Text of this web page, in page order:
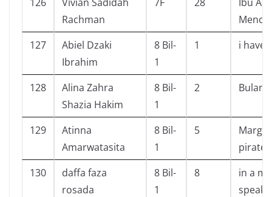
Rachman
127
Abiel Dzaki
Ibrahim
8 Bil-
1
1 i have
128
Alina Zahra
Shazia Hakim
8 Bil-
1
2 Bulan
129
Atinna
Amarwatasita
8 Bil-
1
5
Marge
pirate
130
daffa faza
rosada
8 Bil-
1
8
in a